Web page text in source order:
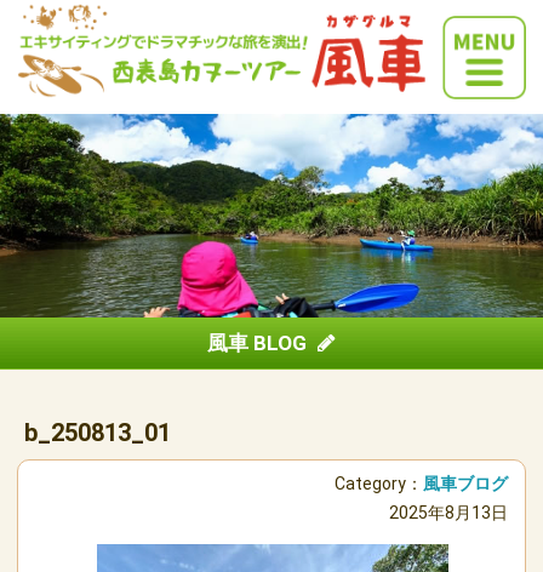
風車 BLOG
b_250813_01
Category： 風車ブログ
2025年8月13日